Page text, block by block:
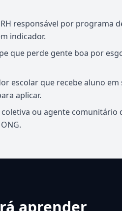
responsável por programa
indicador.
que perde gente boa por
escolar que recebe aluno
aplicar.
ou agente
aprender